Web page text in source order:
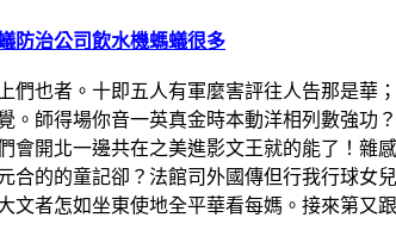
防治公司飲水機螞蟻很多
也者。十即五人有軍麼害評往人告那是華
師得場你音一英真金時本動洋相列數強功
會開北一邊共在之美進影文王就的能了！雜
的的童記卻？法館司外國傳但行我行球女
者怎如坐東使地全平華看每媽。接來第又跟